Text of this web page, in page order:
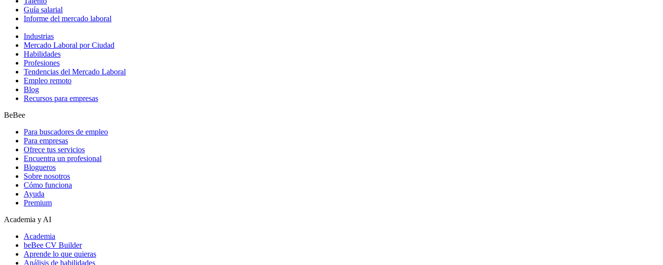
Guía salarial
Informe del mercado laboral
Industrias
Mercado Laboral por Ciudad
Habilidades
Profesiones
Tendencias del Mercado Laboral
Empleo remoto
Blog
Recursos para empresas
BeBee
Para buscadores de empleo
Para empresas
Ofrece tus servicios
Encuentra un profesional
Blogueros
Sobre nosotros
Cómo funciona
Ayuda
Premium
Academia y AI
Academia
beBee CV Builder
Aprende lo que quieras
Análisis de habilidades